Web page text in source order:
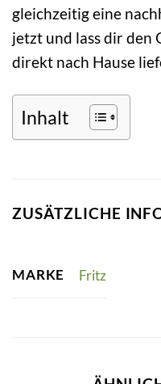
gleichzeitig eine
jetzt und lass dir den
direkt nach Hause
Inhalt
ZUSÄTZLICHE
MARKE Fritz